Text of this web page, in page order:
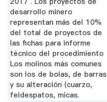
desarrollo minero
representan más del 10%
del total de proyectos de
las fichas para informe
técnico del procedimiento
Los molinos más comunes
son los de bolas, de barras
y su alteración (cuarzo,
feldespatos, micas.